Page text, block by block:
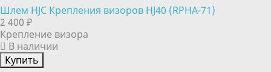
Шлем HJC Крепления визоров HJ40 (RPHA-71)
2 400 ₽
Крепление визора
В наличии
Купить